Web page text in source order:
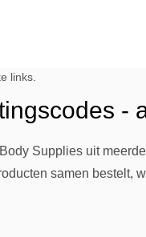
links.
-
Supplies uit
samen bestelt,